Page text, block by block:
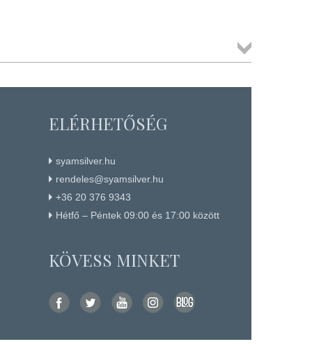
ELÉRHETŐSÉG
syamsilver.hu
rendeles@syamsilver.hu
+36 20 376 9343
Hétfő – Péntek 09:00 és 17:00 között
KÖVESS MINKET